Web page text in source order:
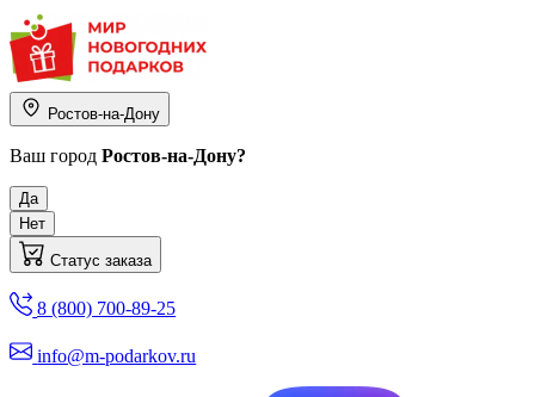
Ростов-на-Дону
Ваш город Ростов-на-Дону?
Да
Нет
Статус заказа
8 (800) 700-89-25
info@m-podarkov.ru